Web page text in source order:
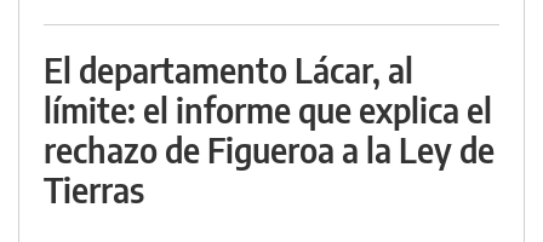
El departamento Lácar, al
límite: el informe que explica el
rechazo de Figueroa a la Ley de
Tierras